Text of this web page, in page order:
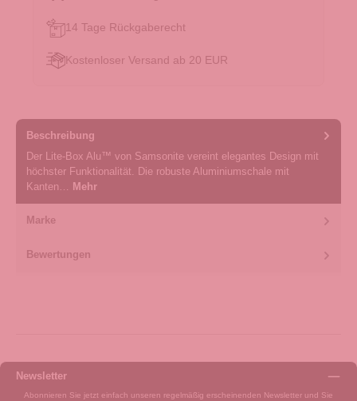
14 Tage Rückgaberecht
Kostenloser Versand ab 20 EUR
Beschreibung
Der Lite-Box Alu™ von Samsonite vereint elegantes Design mit
höchster Funktionalität. Die robuste Aluminiumschale mit
Kanten… Mehr
Marke
Bewertungen
Newsletter
Abonnieren Sie jetzt einfach unseren regelmäßig erscheinenden Newsletter und Sie